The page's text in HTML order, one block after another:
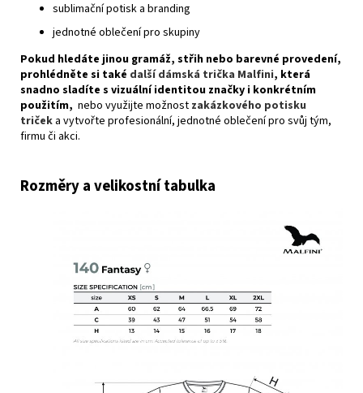
sublimační potisk a branding
jednotné oblečení pro skupiny
Pokud hledáte jinou gramáž, střih nebo barevné provedení,
prohlédněte si také další dámská trička Malfini, která
snadno sladíte s vizuální identitou značky i konkrétním
použitím, nebo využijte možnost zakázkového potisku
triček a vytvořte profesionální, jednotné oblečení pro svůj tým,
firmu či akci.
Rozměry a velikostní tabulka